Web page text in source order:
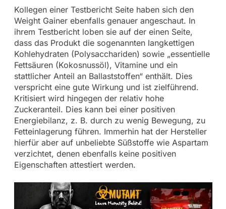
Kollegen einer Testbericht Seite haben sich den
Weight Gainer ebenfalls genauer angeschaut. In
ihrem Testbericht loben sie auf der einen Seite,
dass das Produkt die sogenannten langkettigen
Kohlehydraten (Polysacchariden) sowie „essentielle
Fettsäuren (Kokosnussöl), Vitamine und ein
stattlicher Anteil an Ballaststoffen“ enthält. Dies
verspricht eine gute Wirkung und ist zielführend.
Kritisiert wird hingegen der relativ hohe
Zuckeranteil. Dies kann bei einer positiven
Energiebilanz, z. B. durch zu wenig Bewegung, zu
Fetteinlagerung führen. Immerhin hat der Hersteller
hierfür aber auf unbeliebte Süßstoffe wie Aspartam
verzichtet, denen ebenfalls keine positiven
Eigenschaften attestiert werden.